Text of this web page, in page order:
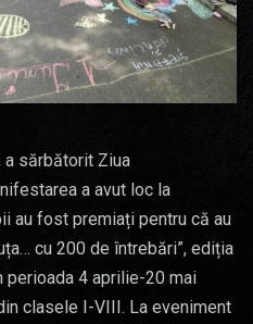
a sărbătorit Ziua
a avut loc la
au fost premiați pentru că au
cu 200 de întrebări”, ediția
perioada 4 aprilie-20 mai
clasele I-VIII. La eveniment